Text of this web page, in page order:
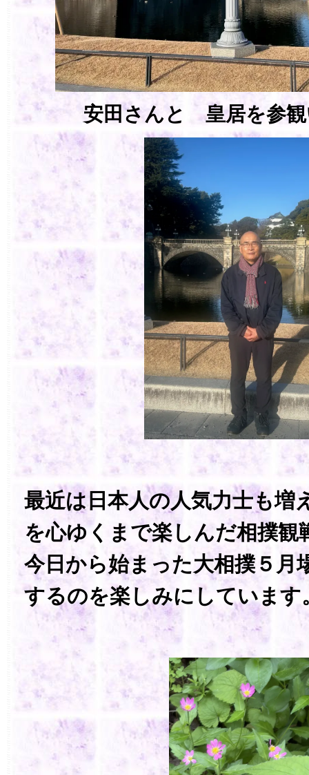
安田さんと 皇居を参
最近は日本人の人気力士も増
を心ゆくまで楽しんだ相撲観
今日から始まった大相撲５月
するのを楽しみにしています